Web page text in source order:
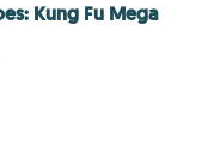
Kung Fu Mega